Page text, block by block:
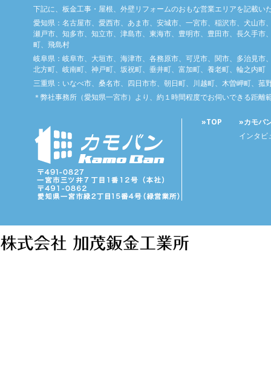
下記に、板金工事・屋根、外壁リフォームのおもな営業エリアを記載い
愛知県：名古屋市、愛西市、あま市、安城市、一宮市、稲沢市、犬山
瀬戸市、知多市、知立市、津島市、東海市、豊明市、豊田市、長久手
町、飛島村
岐阜県：岐阜市、大垣市、海津市、各務原市、可児市、関市、多治見
北方町、岐南町、神戸町、坂祝町、垂井町、富加町、養老町、輪之内町
三重県：いなべ市、桑名市、四日市市、朝日町、川越町、木曽岬町、菰
＊弊社事務所（愛知県一宮市）より、約１時間程度でお伺いできる距離
»TOP
»カモバ
インタビ